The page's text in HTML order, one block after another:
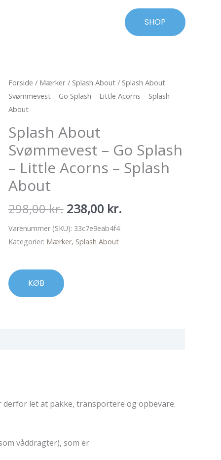
SHOP
Forside / Mærker/ Splash About/ Splash About
Svømmevest – Go Splash – Little Acorns – Splash
About
Splash About
Svømmevest – Go Splash
– Little Acorns – Splash
About
298,00kr. Den
oprindelige
pris
var:
238,00 kr.Den
Varenummer (SKU): 33c7e9eab4f4
Kategorier: Mærker, Splash About
KØB
derfor let at pakke, transportere og opbevare.
våddragter), som er